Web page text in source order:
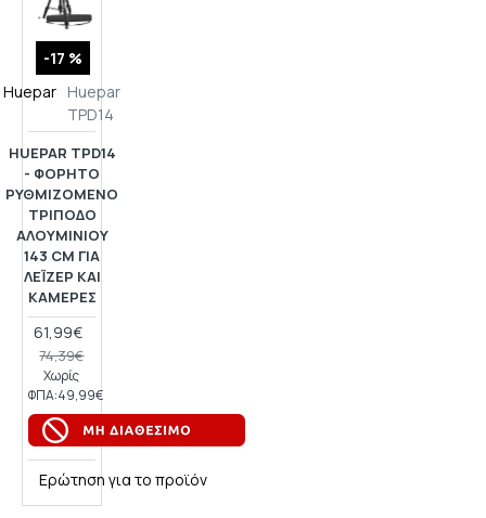
-17 %
Huepar Huepar
TPD14
HUEPAR TPD14
- ΦΟΡΗΤΌ
ΡΥΘΜΙΖΌΜΕΝΟ
ΤΡΊΠΟΔΟ
ΑΛΟΥΜΙΝΊΟΥ
143 CM ΓΙΑ
ΛΈΙΖΕΡ ΚΑΙ
ΚΆΜΕΡΕΣ
61,99€
74,39€
Χωρίς
ΦΠΑ:49,99€
Ερώτηση για το προϊόν